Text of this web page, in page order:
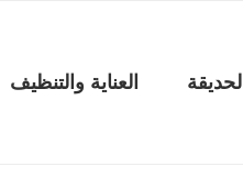
الحديقة العناية والتنظيف